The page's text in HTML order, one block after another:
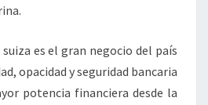
es el gran negocio del país
opacidad y seguridad bancaria
potencia financiera desde la